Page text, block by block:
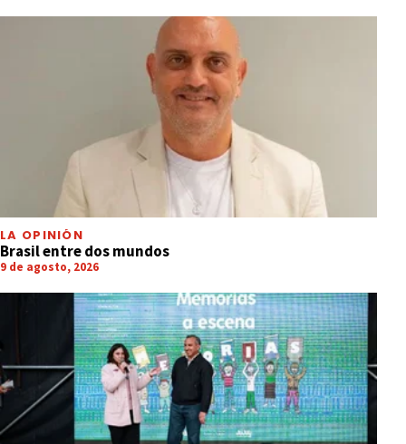
LA OPINIÓN
Brasil entre dos mundos
9 de agosto, 2026